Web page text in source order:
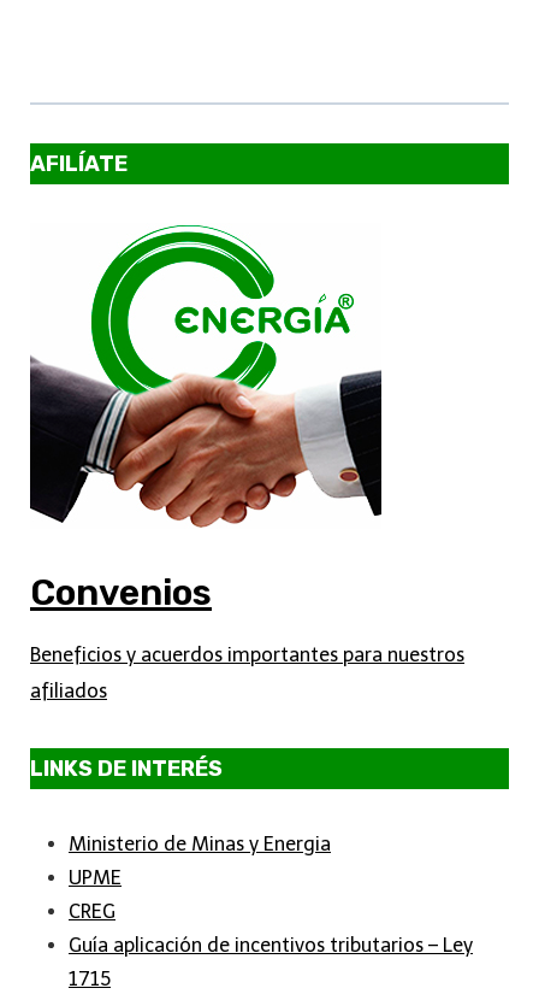
AFILÍATE
Convenios
Beneficios y acuerdos importantes para nuestros
afiliados
LINKS DE INTERÉS
Ministerio de Minas y Energia
UPME
CREG
Guía aplicación de incentivos tributarios – Ley
1715